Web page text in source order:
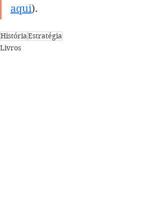
aqui).
HistóriaEstratégia
Livros